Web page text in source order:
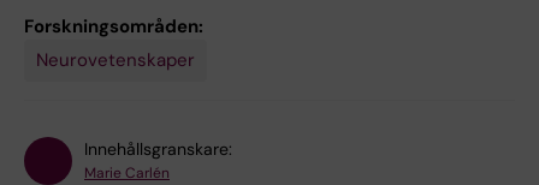
Forskningsområden:
Neurovetenskaper
Innehållsgranskare:
Marie Carlén